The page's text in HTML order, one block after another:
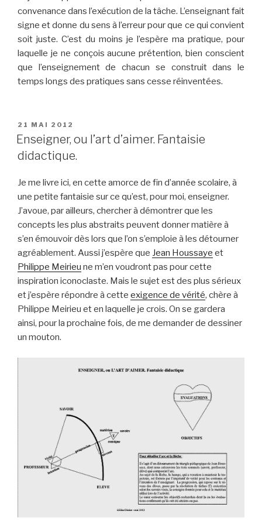
convenance dans l’exécution de la tâche. L’enseignant fait
signe et donne du sens à l’erreur pour que ce qui convient
soit juste. C’est du moins je l’espère ma pratique, pour
laquelle je ne conçois aucune prétention, bien conscient
que l’enseignement de chacun se construit dans le
temps longs des pratiques sans cesse réinventées.
PUBLIÉ
LE
21 MAI 2012
Enseigner, ou l’art d’aimer. Fantaisie
didactique.
Je me livre ici, en cette amorce de fin d’année scolaire, à
une petite fantaisie sur ce qu’est, pour moi, enseigner.
J’avoue, par ailleurs, chercher à démontrer que les
concepts les plus abstraits peuvent donner matière à
s’en émouvoir dès lors que l’on s’emploie à les détourner
agréablement. Aussi j’espère que Jean Houssaye et
Philippe Meirieu ne m’en voudront pas pour cette
inspiration iconoclaste. Mais le sujet est des plus sérieux
et j’espère répondre à cette exigence de vérité, chère à
Philippe Meirieu et en laquelle je crois. On se gardera
ainsi, pour la prochaine fois, de me demander de dessiner
un mouton.